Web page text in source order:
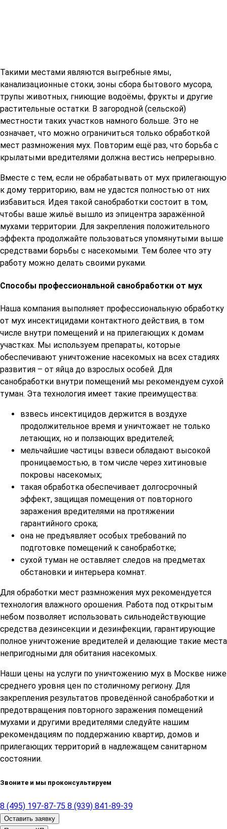
Такими местами являются выгребные ямы,
канализационные стоки, зоны сбора бытового мусора,
трупы животных, гниющие водоёмы, фрукты и другие
растительные остатки. В загородной (сельской)
местности таких участков намного больше. Это не
означает, что можно ограничиться только обработкой
мест размножения мух. Повторим ещё раз, что борьба с
крылатыми вредителями должна вестись непрерывно.
Вместе с тем, если не обрабатывать от мух прилегающую
к дому территорию, вам не удастся полностью от них
избавиться. Идея такой санобработки состоит в том,
чтобы ваше жильё вышло из эпицентра заражённой
мухами территории. Для закрепления положительного
эффекта продолжайте пользоваться упомянутыми выше
средствами борьбы с насекомыми. Тем более что эту
работу можно делать своими руками.
Способы профессиональной санобработки от мух
Наша компания выполняет профессиональную обработку
от мух инсектицидами контактного действия, в том
числе внутри помещений и на прилегающих к домам
участках. Мы используем препараты, которые
обеспечивают уничтожение насекомых на всех стадиях
развития – от яйца до взрослых особей. Для
санобработки внутри помещений мы рекомендуем сухой
туман. Эта технология имеет такие преимущества:
взвесь инсектицидов держится в воздухе
продолжительное время и уничтожает не только
летающих, но и ползающих вредителей;
мельчайшие частицы взвеси обладают высокой
проницаемостью, в том числе через хитиновые
покровы насекомых;
такая обработка обеспечивает долгосрочный
эффект, защищая помещения от повторного
заражения вредителями на протяжении
гарантийного срока;
она не предъявляет особых требований по
подготовке помещений к санобработке;
сухой туман не оставляет следов на предметах
обстановки и интерьера комнат.
Для обработки мест размножения мух рекомендуется
технология влажного орошения. Работа под открытым
небом позволяет использовать сильнодействующие
средства дезинсекции и дезинфекции, гарантирующие
полное уничтожение вредителей и делающие такие места
непригодными для обитания насекомых.
Наши цены на услуги по уничтожению мух в Москве ниже
среднего уровня цен по столичному региону. Для
закрепления результатов проведённой санобработки и
предотвращения повторного заражения помещений
мухами и другими вредителями следуйте нашим
рекомендациям по поддержанию квартир, домов и
прилегающих территорий в надлежащем санитарном
состоянии.
Звоните и мы проконсультируем
8 (495) 197-87-75 8 (939) 841-89-39
Оставить заявку